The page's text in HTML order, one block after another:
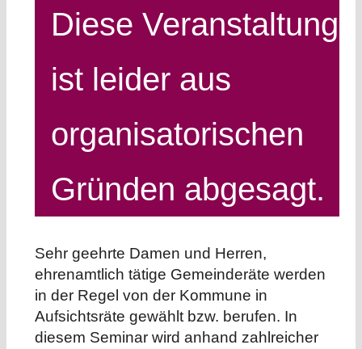
Diese Veranstaltung
ist leider aus
organisatorischen
Gründen abgesagt.
Sehr geehrte Damen und Herren,
ehrenamtlich tätige Gemeinderäte werden
in der Regel von der Kommune in
Aufsichtsräte gewählt bzw. berufen. In
diesem Seminar wird anhand zahlreicher